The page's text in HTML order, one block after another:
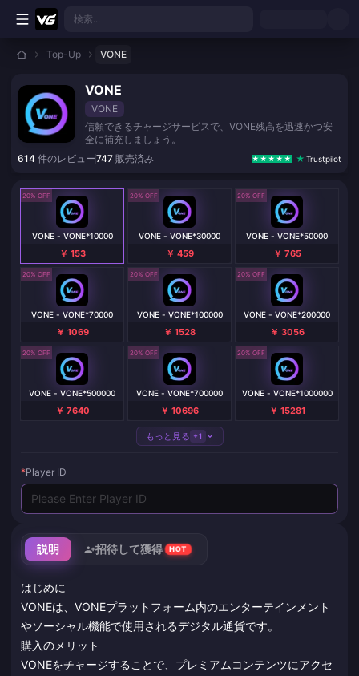
メインコンテンツへスキップ
検索...
Top-Up VONE
VONE
VONE
信頼できるチャージサービスで、VONE残高を迅速かつ安
全に補充しましょう。
614 件のレビュー747 販売済み Trustpilot
説明 招待して獲得 HOT
はじめに
VONEは、VONEプラットフォーム内のエンターテインメント
やソーシャル機能で使用されるデジタル通貨です。
購入のメリット
VONEをチャージすることで、プレミアムコンテンツにアクセ
20% OFF
VONE - VONE*10000
￥ 153
20% OFF
VONE - VONE*30000
￥ 459
20% OFF
VONE - VONE*50000
￥ 765
20% OFF
VONE - VONE*70000
￥ 1069
20% OFF
VONE - VONE*100000
￥ 1528
20% OFF
VONE - VONE*200000
￥ 3056
20% OFF
VONE - VONE*500000
￥ 7640
20% OFF
VONE - VONE*700000
￥ 10696
20% OFF
VONE - VONE*1000000
￥ 15281
もっと見る +1
*Player ID